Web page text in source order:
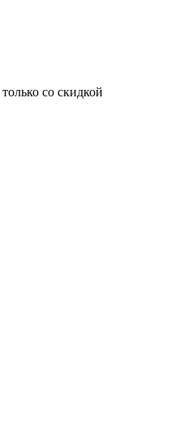
только со скидкой